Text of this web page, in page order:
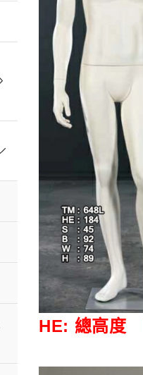
HE: 總高度